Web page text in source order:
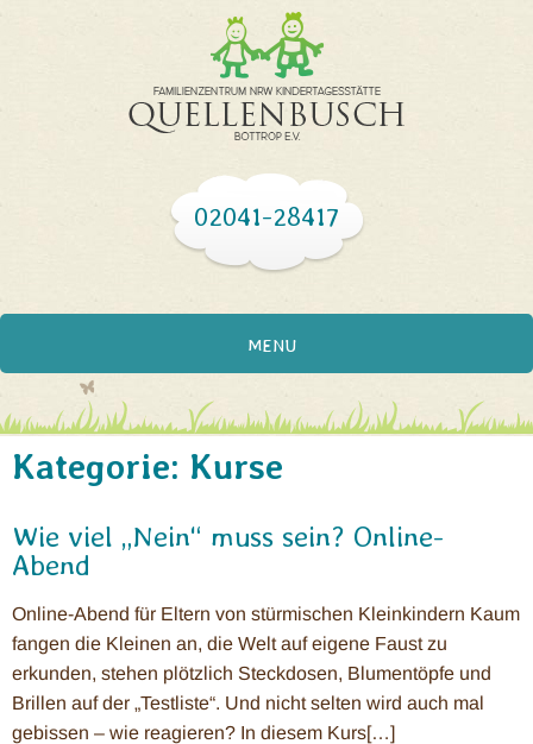
02041-28417
MENU
Kategorie: Kurse
Wie viel „Nein“ muss sein? Online-
Abend
Online-Abend für Eltern von stürmischen Kleinkindern Kaum
fangen die Kleinen an, die Welt auf eigene Faust zu
erkunden, stehen plötzlich Steckdosen, Blumentöpfe und
Brillen auf der „Testliste“. Und nicht selten wird auch mal
gebissen – wie reagieren? In diesem Kurs[…]